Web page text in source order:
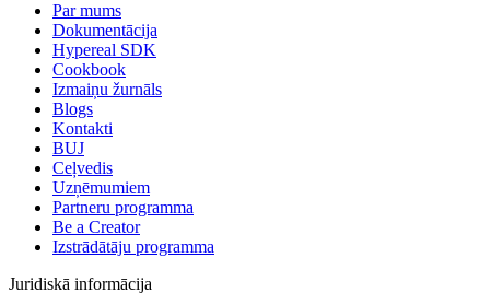
Par mums
Dokumentācija
Hypereal SDK
Cookbook
Izmaiņu žurnāls
Blogs
Kontakti
BUJ
Ceļvedis
Uzņēmumiem
Partneru programma
Be a Creator
Izstrādātāju programma
Juridiskā informācija